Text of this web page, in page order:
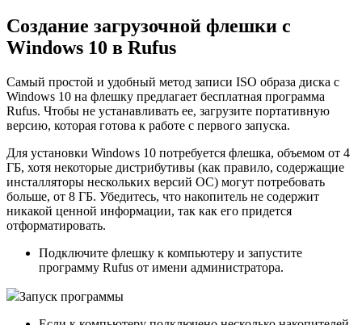
Создание загрузочной флешки с
Windows 10 в Rufus
Самый простой и удобный метод записи ISO образа диска с
Windows 10 на флешку предлагает бесплатная программа
Rufus. Чтобы не устанавливать ее, загрузите портативную
версию, которая готова к работе с первого запуска.
Для установки Windows 10 потребуется флешка, объемом от 4
ГБ, хотя некоторые дистрибутивы (как правило, содержащие
инсталляторы нескольких версий ОС) могут потребовать
больше, от 8 ГБ. Убедитесь, что накопитель не содержит
никакой ценной информации, так как его придется
отформатировать.
Подключите флешку к компьютеру и запустите
программу Rufus от имени администратора.
Запуск программы